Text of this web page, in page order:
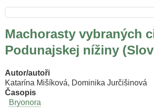
Machorasty vybraných
Podunajskej nížiny
Autor/autoři
Katarína Mišíková, Dominika Jurčišinová
Časopis
Bryonora